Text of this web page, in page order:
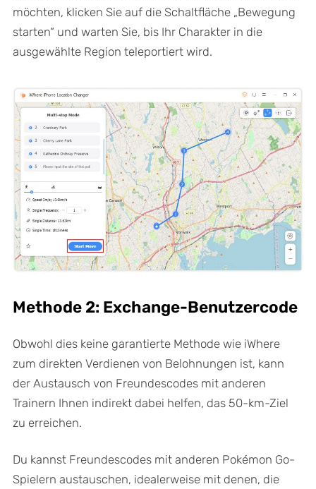
möchten, klicken Sie auf die Schaltfläche „Bewegung
starten“ und warten Sie, bis Ihr Charakter in die
ausgewählte Region teleportiert wird.
Methode 2: Exchange-Benutzercode
Obwohl dies keine garantierte Methode wie iWhere
zum direkten Verdienen von Belohnungen ist, kann
der Austausch von Freundescodes mit anderen
Trainern Ihnen indirekt dabei helfen, das 50-km-Ziel
zu erreichen.
Du kannst Freundescodes mit anderen Pokémon Go-
Spielern austauschen, idealerweise mit denen, die